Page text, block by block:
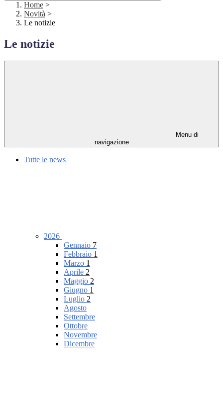
Home >
Novità >
Le notizie
Le notizie
Menu di
navigazione
Tutte le news
2026
Gennaio 7
Febbraio 1
Marzo 1
Aprile 2
Maggio 2
Giugno 1
Luglio 2
Agosto
Settembre
Ottobre
Novembre
Dicembre